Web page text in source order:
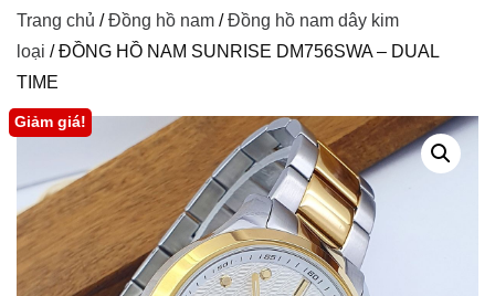
Trang chủ /Đồng hồ nam /Đồng hồ nam dây kim
loại / ĐỒNG HỒ NAM SUNRISE DM756SWA – DUAL
TIME
Giảm giá!